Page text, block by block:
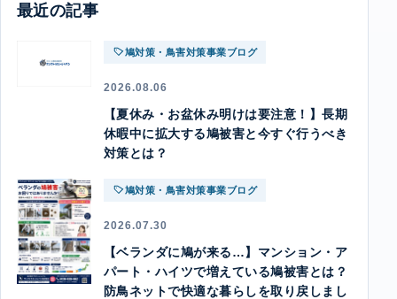
最近の記事
鳩対策・鳥害対策事業ブログ
2026.08.06
【夏休み・お盆休み明けは要注意！】長期
休暇中に拡大する鳩被害と今すぐ行うべき
対策とは？
鳩対策・鳥害対策事業ブログ
2026.07.30
【ベランダに鳩が来る…】マンション・ア
パート・ハイツで増えている鳩被害とは？
防鳥ネットで快適な暮らしを取り戻しまし